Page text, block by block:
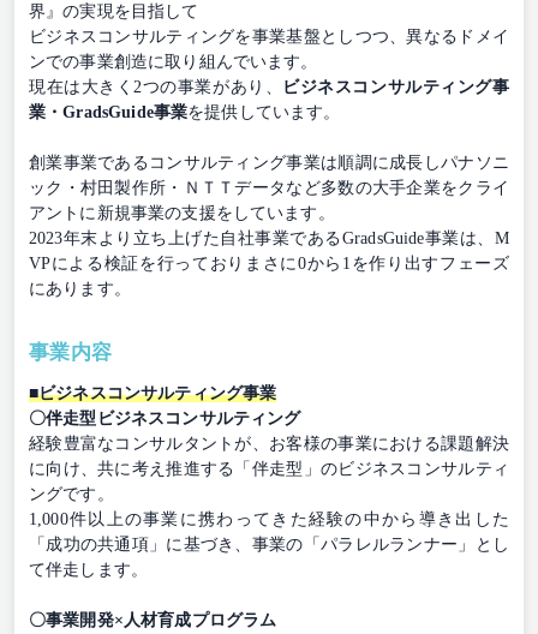
界』の実現を目指して
ビジネスコンサルティングを事業基盤としつつ、異なるドメイ
ンでの事業創造に取り組んでいます。
現在は大きく2つの事業があり、
ビジネスコンサルティング事
業・GradsGuide事業を提供しています。
創業事業であるコンサルティング事業は順調に成長しパナソニ
ック・村田製作所・ＮＴＴデータなど多数の大手企業をクライ
アントに新規事業の支援をしています。
2023年末より立ち上げた自社事業であるGradsGuide事業は、M
VPによる検証を行っておりまさに0から1を作り出すフェーズ
にあります。
事業内容
■ビジネスコンサルティング事業
〇伴走型ビジネスコンサルティング
経験豊富なコンサルタントが、お客様の事業における課題解決
に向け、共に考え推進する「伴走型」のビジネスコンサルティ
ングです。
1,000件以上の事業に携わってきた経験の中から導き出した
「成功の共通項」に基づき、事業の「パラレルランナー」とし
て伴走します。
〇事業開発×人材育成プログラム